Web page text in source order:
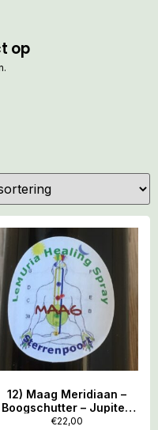
op
12) Maag Meridiaan –
Boogschutter – Jupiter:
LeMUria Healing Spray
€22,00